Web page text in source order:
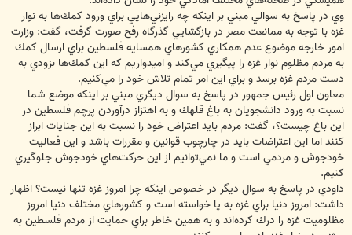
وي در پاسخ به سوالي مبني بر اينكه چه رايزني‌هايي براي ورود كمك‌ها به نوار
غزه با توجه به ممانعت مصر در بازگشايي گذرگاه رفح صورت گرفت، گفت: وزارت
امور خارجه موضوع عدم همكاري كشورهاي همسايه فلسطين براي ارسال كمك
به مردم مظلوم نوار غزه را پيگيري مي‌كند و اميدواريم كه اين كمك‌ها بزودي به
دست مردم غزه برسد و براي اين امر تمام تلاش خود را مي‌كنيم.
معاون اول رئيس جمهور در پاسخ به سوال ديگري مبني بر اينكه موضع شما
نسبت به ورود دانشجويان به باغ قلهك و به اهتزاز درآوردن پرچم فلسطين در
اين باغ چيست؟، گفت: مردم بايد اعتراض خود را نسبت به اين جنايات ابراز
كنند اما اين اعتراضات بايد در چارچوب قوانين و مقررات باشد و اين فعاليت
خودجوش و مردمي است و ما نمي‌توانيم از اين حركت‌هاي خودجوش جلوگيري
كنيم.
داودي در پاسخ به سوال ديگر در خصوص اينكه چرا امروز غزه تنها نيست‌؟ اظهار
داشت: امروز دنيا براي غزه به پا خواسته است و كشورهاي مختلف دنيا امروز
مظلوميت غزه را درك كرده‌اند و به همين خاطر براي حمايت از مردم فلسطين به